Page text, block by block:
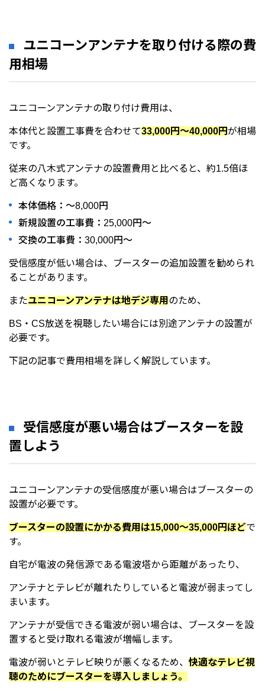
ユニコーンアンテナを取り付ける際の費
用相場
ユニコーンアンテナの取り付け費用は、
本体代と設置工事費を合わせて33,000円～40,000円が相場
です。
従来の八木式アンテナの設置費用と比べると、約1.5倍ほ
ど高くなります。
本体価格：～8,000円
新規設置の工事費：25,000円～
交換の工事費：30,000円～
受信感度が低い場合は、ブースターの追加設置を勧められ
ることがあります。
またユニコーンアンテナは地デジ専用 のため、
BS・CS放送を視聴したい場合には別途アンテナの設置が
必要です。
下記の記事で費用相場を詳しく解説しています。
受信感度が悪い場合はブースターを設
置しよう
ユニコーンアンテナの受信感度が悪い場合はブースターの
設置が必要です。
ブースターの設置にかかる費用は15,000～35,000円ほどで
す。
自宅が電波の発信源である電波塔から距離があったり、
アンテナとテレビが離れたりしていると電波が弱まってし
まいます。
アンテナが受信できる電波が弱い場合は、ブースターを設
置すると受け取れる電波が増幅します。
電波が弱いとテレビ映りが悪くなるため、 快適なテレビ視
聴のためにブースターを導入しましょう。